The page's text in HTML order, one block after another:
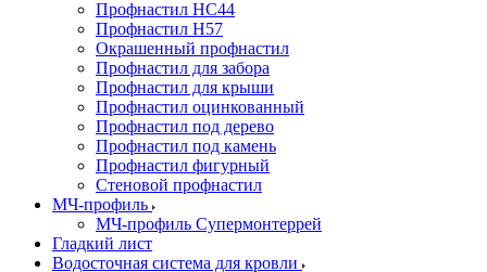
Профнастил HC44
Профнастил Н57
Окрашенный профнастил
Профнастил для забора
Профнастил для крыши
Профнастил оцинкованный
Профнастил под дерево
Профнастил под камень
Профнастил фигурный
Стеновой профнастил
МЧ-профиль
МЧ-профиль Супермонтеррей
Гладкий лист
Водосточная система для кровли